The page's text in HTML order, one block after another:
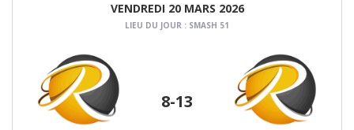
VENDREDI 20 MARS 2026
LIEU DU JOUR : SMASH 51
8-13